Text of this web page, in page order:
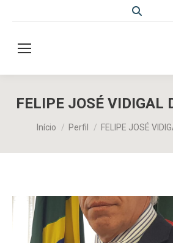
Search:
FELIPE JOSÉ VIDIGAL
Início Perfil FELIPE JOSÉ